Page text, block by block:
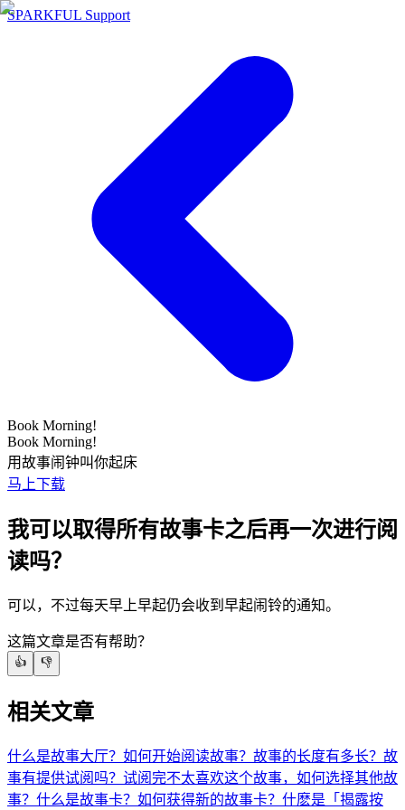
SPARKFUL Support
Book Morning!
Book Morning!
用故事闹钟叫你起床
马上下载
我可以取得所有故事卡之后再一次进行阅
读吗？
可以，不过每天早上早起仍会收到早起闹铃的通知。
这篇文章是否有帮助？
👍 👎
相关文章
什么是故事大厅？ 如何开始阅读故事？ 故事的长度有多长？ 故
事有提供试阅吗？ 试阅完不太喜欢这个故事，如何选择其他故
事？ 什么是故事卡？ 如何获得新的故事卡？ 什麽是「揭露按